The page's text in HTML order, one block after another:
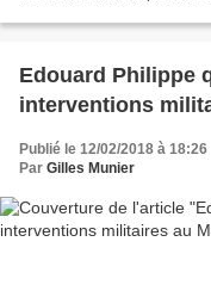
Edouard Philippe
interventions
Publié le 12/02/2018 à 18:26
Par Gilles Munier